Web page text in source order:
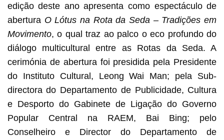
edição deste ano apresenta como espectáculo de
aberturaO Lótus na Rota da Seda – Tradições em
Movimento, o qual traz ao palco o eco profundo do
diálogo multicultural entre as Rotas da Seda. A
cerimónia de abertura foi presidida pela Presidente
do Instituto Cultural, Leong Wai Man; pela Sub-
directora do Departamento de Publicidade, Cultura
e Desporto do Gabinete de Ligação do Governo
Popular Central na RAEM, Bai Bing; pelo
Conselheiro e Director do Departamento de